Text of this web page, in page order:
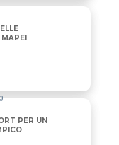
DOLOMITI 2026
UN ALTRO
PER UN